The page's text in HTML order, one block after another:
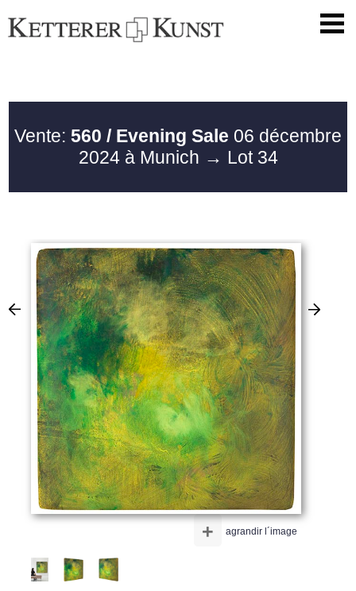
Vente: 560 / Evening Sale 06 décembre
2024 à Munich → Lot 34
agrandir l´image
+